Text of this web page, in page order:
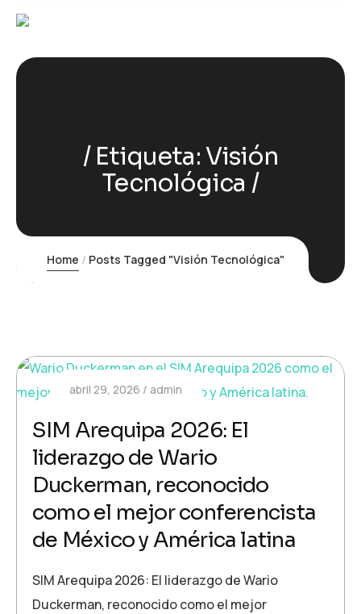
Etiqueta:Visión
Tecnológica
Home Posts Tagged "Visión Tecnológica"
abril 29, 2026 admin
SIM Arequipa 2026: El
liderazgo de Wario
Duckerman, reconocido
como el mejor conferencista
de México y América latina
SIM Arequipa 2026: El liderazgo de Wario
Duckerman, reconocido como el mejor